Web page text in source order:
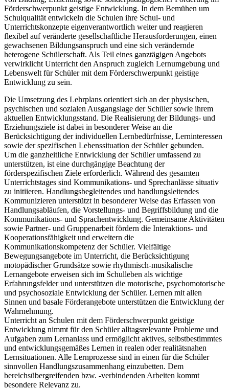
Förderschwerpunkt geistige Entwicklung. In dem Bemühen um
Schulqualität entwickeln die Schulen ihre Schul- und
Unterrichtskonzepte eigenverantwortlich weiter und reagieren
flexibel auf veränderte gesellschaftliche Herausforderungen, einen
gewachsenen Bildungsanspruch und eine sich verändernde
heterogene Schülerschaft. Als Teil eines ganztägigen Angebots
verwirklicht Unterricht den Anspruch zugleich Lernumgebung und
Lebenswelt für Schüler mit dem Förderschwerpunkt geistige
Entwicklung zu sein.
Die Umsetzung des Lehrplans orientiert sich an der physischen,
psychischen und sozialen Ausgangslage der Schüler sowie ihrem
aktuellen Entwicklungsstand. Die Realisierung der Bildungs- und
Erziehungsziele ist dabei in besonderer Weise an die
Berücksichtigung der individuellen Lernbedürfnisse, Lerninteressen
sowie der spezifischen Lebenssituation der Schüler gebunden.
Um die ganzheitliche Entwicklung der Schüler umfassend zu
unterstützen, ist eine durchgängige Beachtung der
förderspezifischen Ziele erforderlich. Während des gesamten
Unterrichtstages sind Kommunikations- und Sprechanlässe situativ
zu initiieren. Handlungsbegleitendes und handlungsleitendes
Kommunizieren unterstützt in besonderer Weise das Erfassen von
Handlungsabläufen, die Vorstellungs- und Begriffsbildung und die
Kommunikations- und Sprachentwicklung. Gemeinsame Aktivitäten
sowie Partner- und Gruppenarbeit fördern die Interaktions- und
Kooperationsfähigkeit und erweitern die
Kommunikationskompetenz der Schüler. Vielfältige
Bewegungsangebote im Unterricht, die Berücksichtigung
motopädischer Grundsätze sowie rhythmisch-musikalische
Lernangebote erweisen sich im Schulleben als wichtige
Erfahrungsfelder und unterstützen die motorische, psychomotorische
und psychosoziale Entwicklung der Schüler. Lernen mit allen
Sinnen und basale Förderangebote unterstützen die Entwicklung der
Wahrnehmung.
Unterricht an Schulen mit dem Förderschwerpunkt geistige
Entwicklung nimmt für den Schüler alltagsrelevante Probleme und
Aufgaben zum Lernanlass und ermöglicht aktives, selbstbestimmtes
und entwicklungsgemäßes Lernen in realen oder realitätsnahen
Lernsituationen. Alle Lernprozesse sind in einen für die Schüler
sinnvollen Handlungszusammenhang einzubetten. Dem
bereichsübergreifenden bzw. -verbindenden Arbeiten kommt
besondere Relevanz zu.